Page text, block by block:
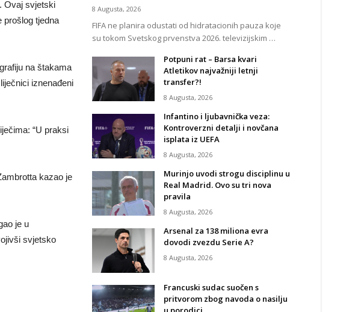
Ovaj svjetski
prošlog tjedna
na štakama
iznenađeni
“U praksi
kazao je
je u
svjetsko
8 Augusta, 2026
FIFA ne planira odustati od hidratacionih pauza koje
su tokom Svetskog prvenstva 2026. televizijskim …
Potpuni rat – Barsa kvari
Atletikov najvažniji letnji
transfer?!
8 Augusta, 2026
Infantino i ljubavnička veza:
Kontroverzni detalji i novčana
isplata iz UEFA
8 Augusta, 2026
Murinjo uvodi strogu disciplinu u
Real Madrid. Ovo su tri nova
pravila
8 Augusta, 2026
Arsenal za 138 miliona evra
dovodi zvezdu Serie A?
8 Augusta, 2026
Francuski sudac suočen s
pritvorom zbog navoda o nasilju